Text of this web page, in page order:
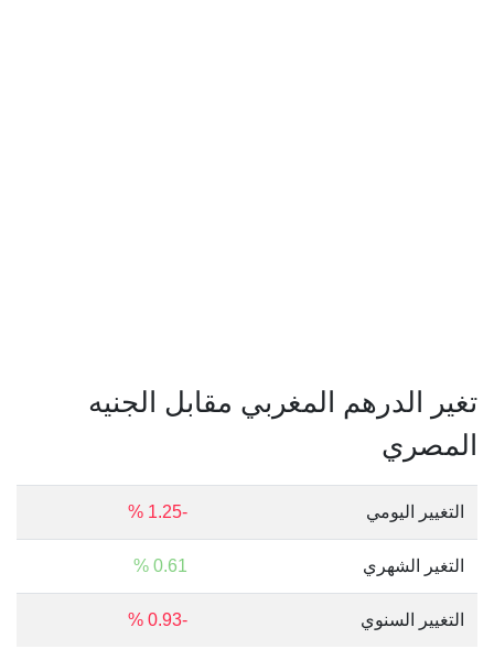
تغير الدرهم المغربي مقابل الجنيه
المصري
التغيير اليومي -1.25 %
التغير الشهري 0.61 %
التغيير السنوي -0.93 %